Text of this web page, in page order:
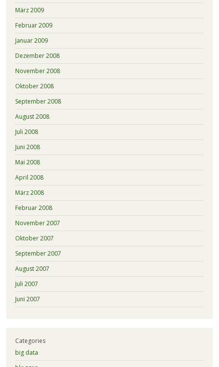
März 2009
Februar 2009
Januar 2009
Dezember 2008
November 2008
Oktober 2008
September 2008
August 2008
Juli 2008
Juni 2008
Mai 2008
April 2008
März 2008
Februar 2008
November 2007
Oktober 2007
September 2007
August 2007
Juli 2007
Juni 2007
Categories
big data